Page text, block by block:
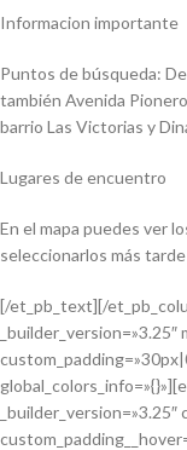
Informacion importante
Puntos de búsqueda:
también Avenida
barrio Las Victorias y
Lugares de encuentro
En el mapa puedes ver
seleccionarlos más
[/et_pb_text][/